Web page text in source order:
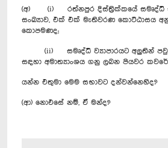
(අ) (i) රත්නපුර දිස්ත්‍රික්කයේ සමෘද්ධි
සංඛ්‍යාව, එක් එක් මැතිවරණ කොට්ඨාසය
කොපමණද;
(ii) සමෘද්ධි ව්‍යාපාරයට අලුතින්
සඳහා අමාත්‍යාංශය ගනු ලබන පියවර
යන්න එතුමා මෙම සභාවට දන්වන්නෙහිද?
(ආ) නොඑසේ නම්, ඒ මන්ද?